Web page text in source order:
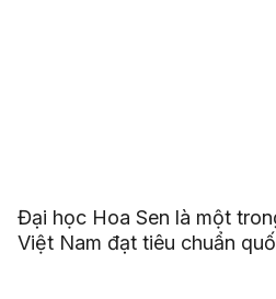
Đại học Hoa Sen là một
Việt Nam đạt tiêu chuẩn